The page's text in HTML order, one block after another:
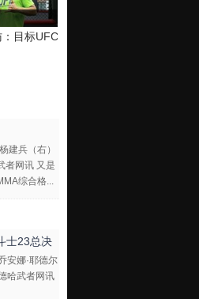
！
目标UFC金腰带 不做打酱油
建兵（右）
者网讯 又是
综合格...
士23总决
安娜·耶德尔
哈武者网讯